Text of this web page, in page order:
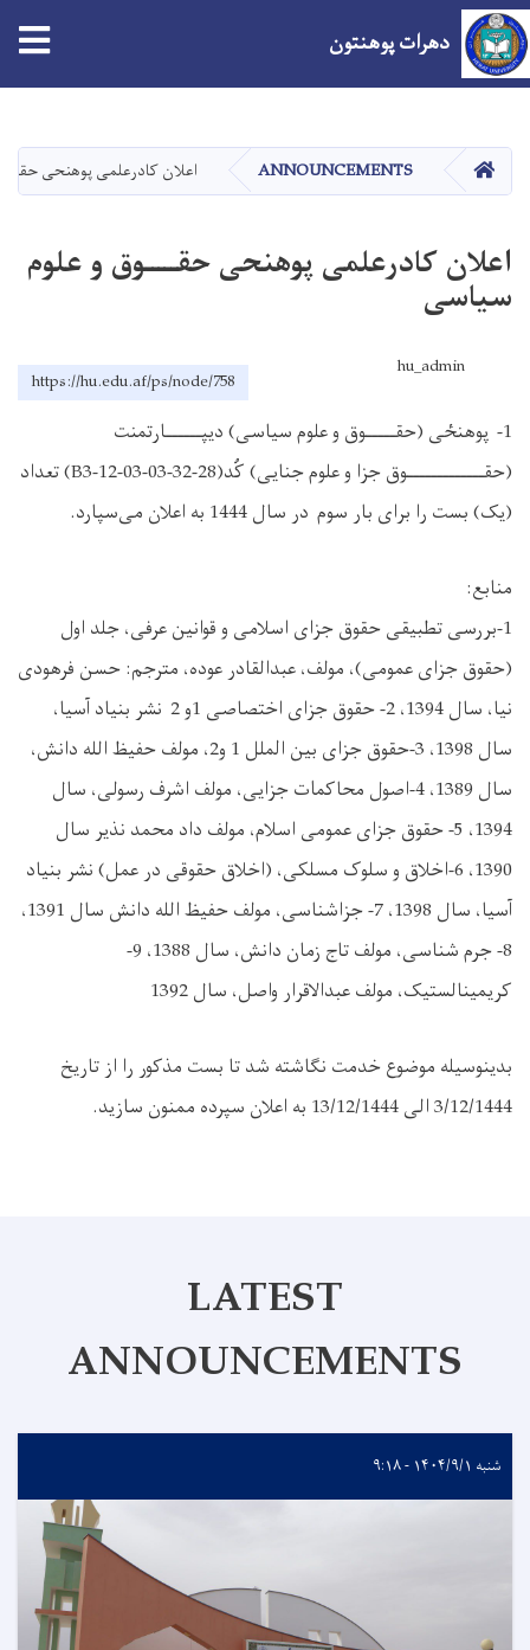
دانګل
دهرات پوهنتون
کور ANNOUNCEMENTS اعلان کادرعلمی پوهنحی
اعلان کادرعلمی پوهنحی حقـــــوق و علوم
سیاسی
hu_admin
https://hu.edu.af/ps/node/758
1- پوهنځی (حقـــــوق و علوم سیاسی) دیپــــــارتمنت
(حقـــــــــــــوق جزا و علوم جنایی) کُد(28-32-B3-12-03-03) تعداد
(یک) بست را برای بار سوم در سال 1444 به اعلان می‌سپارد.
منابع:
1-بررسی تطبیقی حقوق جزای اسلامی و قوانین عرفی، جلد اول
(حقوق جزای عمومی)، مولف، عبدالقادر عوده، مترجم: حسن فرهودی
نیا، سال 1394، 2- حقوق جزای اختصاصی 1و 2 نشر بنیاد آسیا،
سال 1398، 3-حقوق جزای بین الملل 1 و2، مولف حفیظ الله دانش،
سال 1389، 4-اصول محاکمات جزایی، مولف اشرف رسولی، سال
1394، 5- حقوق جزای عمومی اسلام، مولف داد محمد نذیر سال
1390، 6-اخلاق و سلوک مسلکی، (اخلاق حقوقی در عمل) نشر بنیاد
آسیا، سال 1398، 7- جزاشناسی، مولف حفیظ الله دانش سال 1391،
8- جرم شناسی، مولف تاج زمان دانش، سال 1388، 9-
کریمینالستیک، مولف عبدالاقرار واصل، سال 1392
بدینوسیله موضوع خدمت نگاشته شد تا بست‌ مذکور را از تاریخ
3/12/1444 الی 13/12/1444 به اعلان سپرده ممنون سازید.
LATEST
ANNOUNCEMENTS
شنبه ۱۴۰۴/۹/۱ - ۹:۱۸